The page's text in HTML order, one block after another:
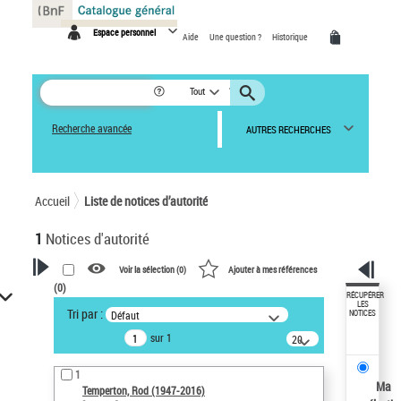
Espace personnel Aide Une question ? Historique
Tout
Recherche avancée AUTRES RECHERCHES
Accueil Liste de notices d’autorité
1 Notices d'autorité
VOTRE RECHERCHE
Recherche avancée dans les
notices d’autorité
Œuvres liées à l'auteur :
Temperton, Rod (1947-2016)
Voir la sélection (0) Ajouter à mes références
(0)
Tri par : Défaut
sur 1
20
résultats/page
1
Temperton, Rod (1947-2016)
RÉCUPÉRER
LES
NOTICES
Ma
Panneau de gestion des cookies